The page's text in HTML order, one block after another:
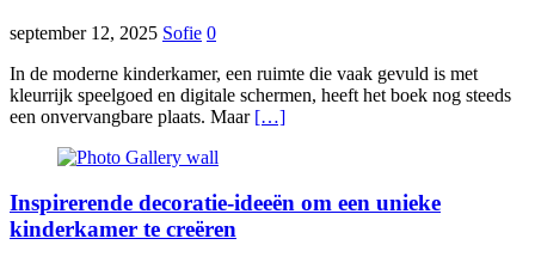
september 12, 2025 Sofie 0
In de moderne kinderkamer, een ruimte die vaak gevuld is met
kleurrijk speelgoed en digitale schermen, heeft het boek nog steeds
een onvervangbare plaats. Maar […]
Inspirerende decoratie-ideeën om een unieke
kinderkamer te creëren